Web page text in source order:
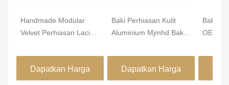
Handmade Modular
Velvet Perhiasan Laci
Masuk
Dapatkan Harga
Baki Perhiasan Kulit
Aluminium Mjmhd Baki
Ditumpuk Untuk Laci
Buatan Tangan
Dapatkan Harga
Baki
OEM